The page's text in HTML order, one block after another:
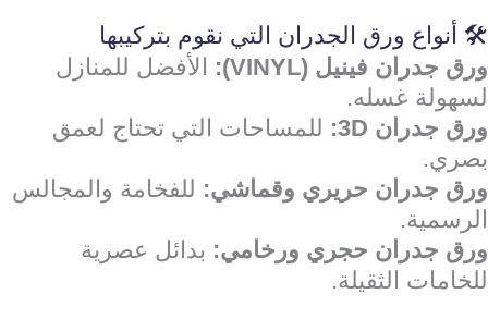
🛠️ أنواع ورق الجدران التي نقوم بتركيبها
ورق جدران فينيل (VINYL):
الأفضل للمنازل
لسهولة غسله.
ورق جدران 3D:
للمساحات التي تحتاج لعمق
بصري.
ورق جدران حريري وقماشي: للفخامة والمجالس
الرسمية.
ورق جدران حجري ورخامي: بدائل عصرية
للخامات الثقيلة.